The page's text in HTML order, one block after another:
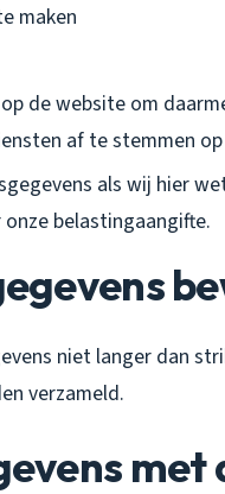
maken
de website om
af te stemmen
als wij hier
belastingaangifte.
niet langer dan
verzameld.
met